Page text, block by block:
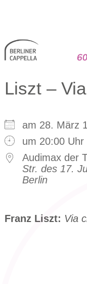
Liszt –
am 28. März
um 20:00 Uhr
Audimax der
Str. des 17.
Berlin
Franz Liszt: Via